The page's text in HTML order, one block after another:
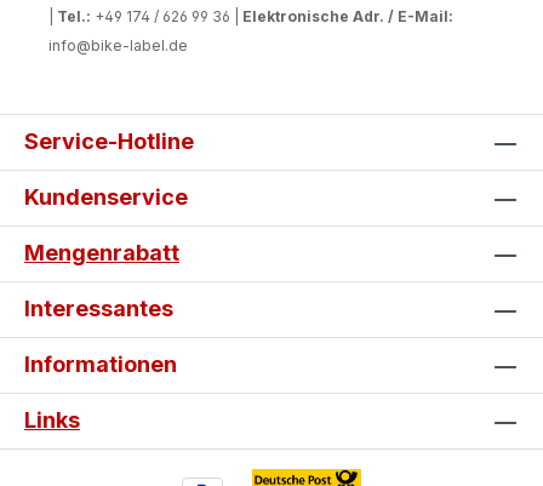
Tel.: +49 174 / 626 99 36 | Elektronische Adr. / E-Mail:
info@bike-label.de
Service-Hotline
Kundenservice
Mengenrabatt
Interessantes
Informationen
Links